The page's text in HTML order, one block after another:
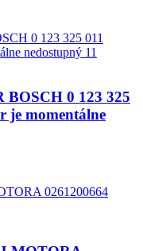
0 123 325
je momentálne